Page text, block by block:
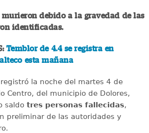
debido a la gravedad de las
identificadas.
Temblor de 4.4 se registra en
esta mañana
la noche del martes 4 de
Centro, del municipio de Dolores,
saldo tres personas fallecidas,
preliminar de las autoridades y